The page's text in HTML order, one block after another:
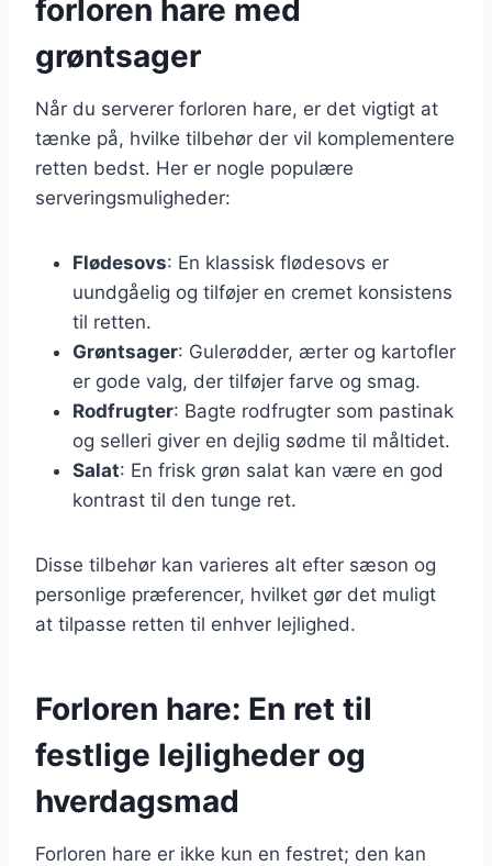
forloren hare med
grøntsager
Når du serverer forloren hare, er det vigtigt at
tænke på, hvilke tilbehør der vil komplementere
retten bedst. Her er nogle populære
serveringsmuligheder:
Flødesovs: En klassisk flødesovs er
uundgåelig og tilføjer en cremet konsistens
til retten.
Grøntsager: Gulerødder, ærter og kartofler
er gode valg, der tilføjer farve og smag.
Rodfrugter: Bagte rodfrugter som pastinak
og selleri giver en dejlig sødme til måltidet.
Salat: En frisk grøn salat kan være en god
kontrast til den tunge ret.
Disse tilbehør kan varieres alt efter sæson og
personlige præferencer, hvilket gør det muligt
at tilpasse retten til enhver lejlighed.
Forloren hare: En ret til
festlige lejligheder og
hverdagsmad
Forloren hare er ikke kun en festret; den kan